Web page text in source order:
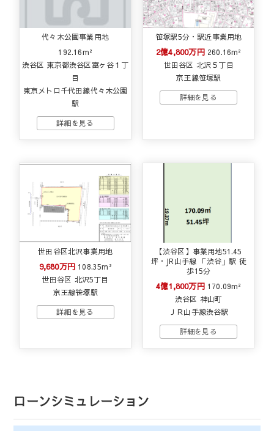
代々木公園事業用地
192.16m²
渋谷区 東京都渋谷区富ヶ谷１丁
目
東京メトロ千代田線代々木公園
駅
笹塚駅5分・駅近事業用地
2億4,800万円 260.16m²
世田谷区 北沢５丁目
京王線笹塚駅
世田谷区北沢事業用地
9,680万円 108.35m²
世田谷区 北沢5丁目
京王線笹塚駅
【渋谷区】事業用地51.45
坪・JR山手線 「渋谷」駅 徒
歩15分
4億1,800万円 170.09m²
渋谷区 神山町
ＪＲ山手線渋谷駅
ローンシミュレーション